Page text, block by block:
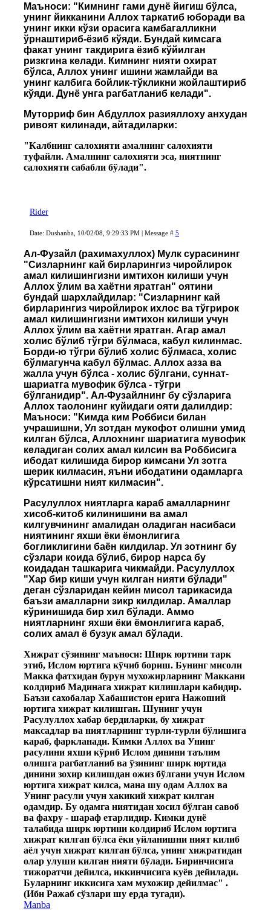
Маъноси: "Кимнинг гами дунё йигиш бўлса,
унинг йикканини Аллох таркатиб юборади ва
унинг икки кўзи орасига камбагалликни
ўрнаштириб-ёзиб кўяди. Бундай кимсага
факат унинг такдирига ёзиб кўйилган
ризкгина келади. Кимнинг нияти охират
бўлса, Аллох унинг ишини жамлайди ва
унинг калбига бойлик-тўкликни жойлаштириб
кўяди. Дунё унга рагбатланиб келади".
Муторриф бин Абдуллох разияллоху анхудан
ривоят килинади, айтадиларки:
"Калбнинг салохияти амалнинг салохияти
туфайли. Амалнинг салохияти эса, ниятнинг
салохияти сабабли бўлади".
Rider
Date: Dushanba, 10/02/08, 9:29:33 PM | Message # 5
Ал-Фузайл (рахимахуллох) Мулк сурасининг
"Сизларнинг кай бирларингиз чиройлирок
амал килишингизни имтихон килиши учун
Аллох ўлим ва хаётни яратган" оятини
бундай шархлайдилар: "Сизларнинг кай
бирларингиз чиройлирок ихлос ва тўгрирок
амал килишингизни имтихон килиши учун
Аллох ўлим ва хаётни яратган. Агар амал
холис бўлиб тўгри бўлмаса, кабул килинмас.
Борди-ю тўгри бўлиб холис бўлмаса, холис
бўлмагунча кабул бўлмас. Аллох азза ва
жалла учун бўлса - холис бўлгани, суннат-
шариатга мувофик бўлса - тўгри
бўлганидир". Ал-Фузайлнинг бу сўзларига
Аллох таолонинг куйидаги ояти далилдир:
Маъноси: "Кимда ким Роббиси билан
учрашишни, Ул зотдан мукофот олишни умид
килган бўлса, Аллохнинг шариатига мувофик
келадиган солих амал килсин ва Роббисига
ибодат килишида бирор кимсани Ул зотга
шерик килмасин, яъни ибодатини одамларга
кўрсатишни ният килмасин".
Расулуллох ниятларга караб амалларнинг
хисоб-китоб килинишини ва амал
килгувчининг амалидан оладиган насибаси
ниятининг яхши ёки ёмонлигига
богликлигини баён килдилар. Ул зотнинг бу
сўзлари коида бўлиб, бирор нарса бу
коидадан ташкарига чикмайди. Расулуллох
"Хар бир киши учун килган нияти бўлади"
деган сўзларидан кейин мисол тарикасида
баъзи амалларни зикр килдилар. Амаллар
кўринишида бир хил бўлади. Аммо
ниятларнинг яхши ёки ёмонлигига караб,
солих амал ё бузук амал бўлади.
Хижрат сўзининг маъноси: Ширк юртини тарк
этиб, Ислом юртига кўчиб бориш. Бунинг мисоли
Макка фатхидан бурун мухожирларнинг Маккани
колдириб Мадинага хижрат килишлари кабидир.
Баъзи сахобалар Хабашистон ерига Нажоший
юртига хижрат килишган. Шунинг учун
Расулуллох хабар бердиларки, бу хижрат
максадлар ва ниятларнинг турли-турли бўлишига
караб, фаркланади. Кимки Аллох ва Унинг
расулини яхши кўриб Ислом динини таълим
олишга рагбатланиб ва ўзининг ширк юртида
динини зохир килишдан ожиз бўлгани учун Ислом
юртига хижрат килса, мана шу одам Аллох ва
Унинг расули учун хакикий хижрат килган
одамдир. Бу одамга ниятидан хосил бўлган савоб
ва фахру - шараф етарлидир. Кимки дунё
талабида ширк юртини колдириб Ислом юртига
хижрат килган бўлса ёки уйланишни ният килиб
аёл учун хижрат килган бўлса, унинг хижратидан
олар улуши килган нияти бўлади. Биринчисига
тижоратчи дейилса, иккинчисига куёв дейилади.
Буларнинг иккисига хам мухожир дейилмас" .
(Ибн Ражаб сўзлари шу ерда тугади).
Manba